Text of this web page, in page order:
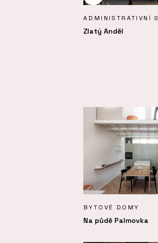
ADMINISTRATIVNÍ
Zlatý Anděl
BYTOVÉ DOMY
Na půdě Palmovka